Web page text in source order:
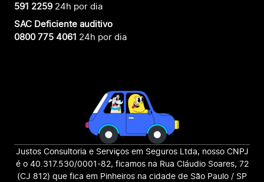
591 2259 24h por dia
SAC Deficiente auditivo
0800 775 4061 24h por dia
Justos Consultoria e Serviços em Seguros Ltda, nosso CNPJ
é o 40.317.530/0001-82, ficamos na Rua Cláudio Soares, 72
(CJ 812) que fica em Pinheiros na cidade de São Paulo / SP